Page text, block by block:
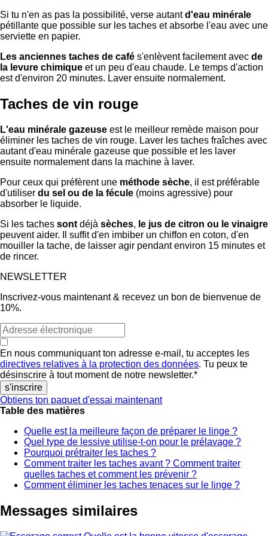
Si tu n'en as pas la possibilité, verse autantd'eau minérale
pétillante que possible sur les taches et absorbe l'eau avec une
serviette en papier.
Les anciennes taches de café s'enlèvent facilement avec de
la levure chimique et un peu d'eau chaude. Le temps d'action
est d'environ 20 minutes. Laver ensuite normalement.
Taches de vin rouge
L'eau minérale gazeuse est le meilleur remède maison pour
éliminer les taches de vin rouge. Laver les taches fraîches avec
autant d'eau minérale gazeuse que possible et les laver
ensuite normalement dans la machine à laver.
Pour ceux qui préfèrent une méthode sèche, il est préférable
d'utiliser du sel ou de la fécule (moins agressive) pour
absorber le liquide.
Si les taches sont déjà sèches, le jus de citron ou le vinaigre
peuvent aider. Il suffit d'en imbiber un chiffon en coton, d'en
mouiller la tache, de laisser agir pendant environ 15 minutes et
de rincer.
NEWSLETTER
Inscrivez-vous maintenant & recevez un bon de bienvenue de
10%.
En nous communiquant ton adresse e-mail, tu acceptes les
directives relatives à la protection des données. Tu peux te
désinscrire à tout moment de notre newsletter.*
Obtiens ton paquet d'essai maintenant
Table des matières
Quelle est la meilleure façon de préparer le linge ?
Quel type de lessive utilise-t-on pour le prélavage ?
Pourquoi prétraiter les taches ?
Comment traiter les taches avant ? Comment traiter
quelles taches et comment les prévenir ?
Comment éliminer les taches tenaces sur le linge ?
Messages similaires